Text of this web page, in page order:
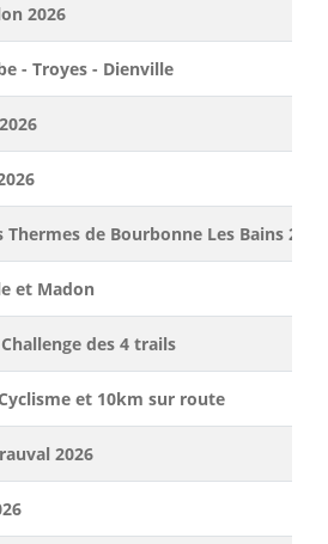
2026
- Troyes - Dienville
de Bourbonne Les Bains 2026
et Madon
des 4 trails
et 10km sur route
2026